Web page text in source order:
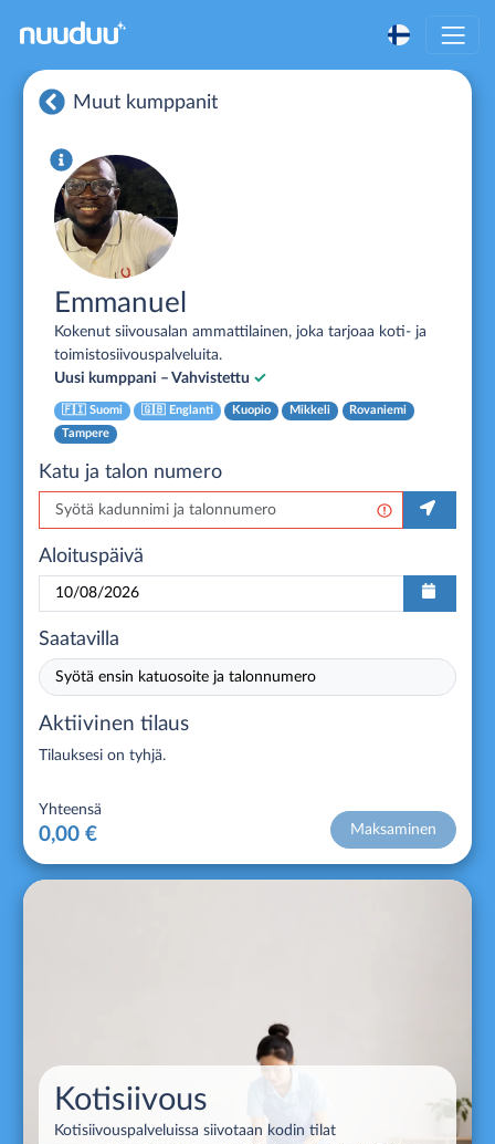
Muut kumppanit
Emmanuel
Kokenut siivousalan ammattilainen, joka tarjoaa koti- ja
toimistosiivouspalveluita.
Uusi kumppani – Vahvistettu ✓
🇫🇮Suomi 🇬🇧Englanti Kuopio Mikkeli Rovaniemi
Tampere
Katu ja talon numero
Aloituspäivä
Saatavilla
Syötä ensin katuosoite ja talonnumero
Aktiivinen tilaus
Tilauksesi on tyhjä.
Yhteensä
0,00 € Maksaminen
Kotisiivous
Kotisiivouspalveluissa siivotaan kodin tilat